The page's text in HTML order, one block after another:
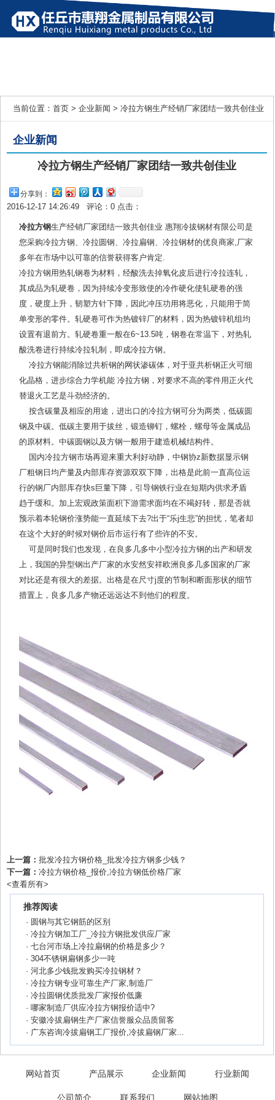
当前位置：首页 >企业新闻 > 冷拉方钢生产经销厂家团结一致共创佳业
企业新闻
冷拉方钢生产经销厂家团结一致共创佳业
分享到：
2016-12-17 14:26:49 评论：0 点击：
冷拉方钢生产经销厂家团结一致共创佳业 惠翔冷拔钢材有限公司是
您采购冷拉方钢、冷拉圆钢、冷拉扁钢、冷拉钢材的优良商家,厂家
多年在市场中以可靠的信誉获得客户肯定.
冷拉方钢用热轧钢卷为材料，经酸洗去掉氧化皮后进行冷拉连轧，
其成品为轧硬卷，因为持续冷变形致使的冷作硬化使轧硬卷的强
度，硬度上升，韧塑方针下降，因此冲压功用将恶化，只能用于简
单变形的零件。轧硬卷可作为热镀锌厂的材料，因为热镀锌机组均
设置有退前方。轧硬卷重一般在6~13.5吨，钢卷在常温下，对热轧
酸洗卷进行持续冷拉轧制，即成冷拉方钢。
冷拉方钢能消除过共析钢的网状渗碳体，对于亚共析钢正火可细
化晶格，进步综合力学机能 冷拉方钢，对要求不高的零件用正火代
替退火工艺是斗劲经济的。
按含碳量及相应的用途，进出口的冷拉方钢可分为两类，低碳圆
钢及中碳。低碳主要用于拔丝，锻造铆钉，螺栓，螺母等金属成品
的原材料。中碳圆钢以及方钢一般用于建造机械结构件。
国内冷拉方钢市场再迎来重大利好动静，中钢协z新数据显示钢
厂粗钢日均产量及内部库存资源双双下降，出格是此前一直高位运
行的钢厂内部库存快s巨量下降，引导钢铁行业在短期内供求矛盾
趋于缓和。加上宏观政策面积下游需求面均在不竭好转，那是否就
预示着本轮钢价涨势能一直延续下去?出于“乐j生悲”的担忧，笔者却
在这个大好的时候对钢价后市运行有了些许的不安。
可是同时我们也发现，在良多几多中小型冷拉方钢的出产和研发
上，我国的异型钢出产厂家的水安然安祥欧洲良多几多国家的厂家
对比还是有很大的差据。出格是在尺寸j度的节制和断面形状的细节
措置上，良多几多产物还远远达不到他们的程度。
上一篇：批发冷拉方钢价格_批发冷拉方钢多少钱？
下一篇：冷拉方钢价格_报价,冷拉方钢低价格厂家
<查看所有>
推荐阅读
· 圆钢与其它钢筋的区别
·冷拉方钢加工厂_冷拉方钢批发供应厂家
·七台河市场上冷拉扁钢的价格是多少？
·304不锈钢扁钢多少一吨
·河北多少钱批发购买冷拉钢材？
·冷拉方钢专业可靠生产厂家,制造厂
·冷拉圆钢优质批发厂家报价低廉
·哪家制造厂供应冷拉方钢报价适中?
·安徽冷拔扁钢生产厂家信誉服众品质留客
· 广东咨询冷拔扁钢工厂报价,冷拔扁钢厂家...
网站首页 产品展示 企业新闻 行业新闻
公司简介 联系我们 网站地图